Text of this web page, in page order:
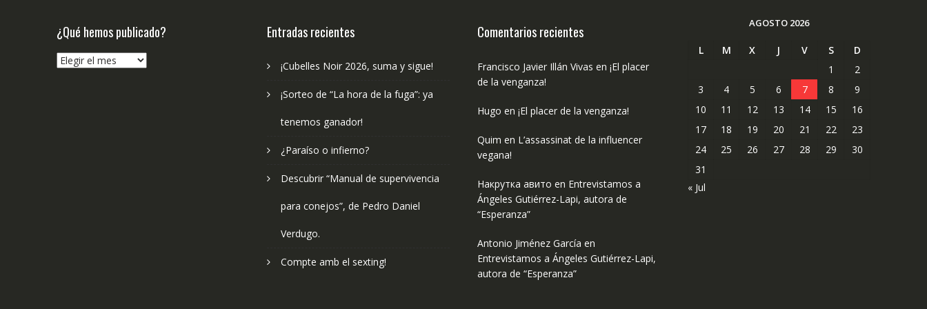
¿Qué hemos publicado?
¿Qué
Entradas recientes
¡Cubelles Noir 2026, suma y sigue!
¡Sorteo de “La hora de la fuga”: ya
tenemos ganador!
¿Paraíso o infierno?
Descubrir “Manual de supervivencia
para conejos”, de Pedro Daniel
Verdugo.
Compte amb el sexting!
Comentarios recientes
Francisco Javier Illán Vivas en ¡El placer
de la venganza!
Hugo en ¡El placer de la venganza!
Quim en L’assassinat de la influencer
vegana!
Накрутка авито en Entrevistamos a
Ángeles Gutiérrez-Lapi, autora de
“Esperanza”
Antonio Jiménez García en
Entrevistamos a Ángeles Gutiérrez-Lapi,
autora de “Esperanza”
AGOSTO 2026
L M X J V S
D
1
2
3
4 5 6 7 8
9
10
11 12 13 14 15
16
17
18 19 20 21 22
23
24
25 26 27 28 29
30
31
« Jul